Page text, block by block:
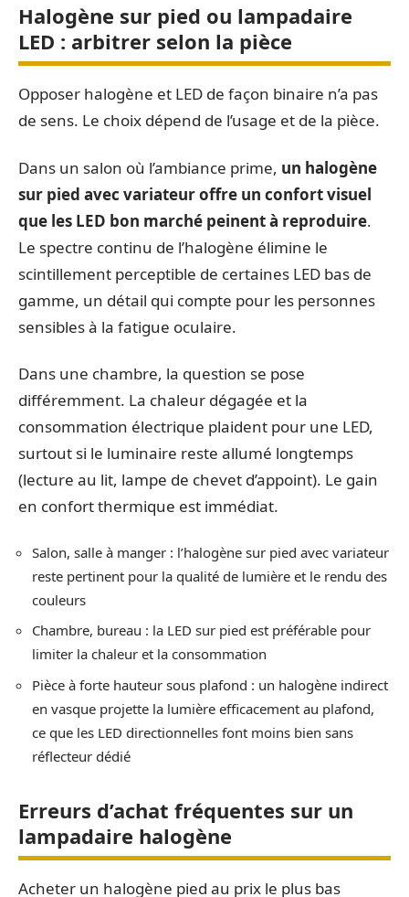
Halogène sur pied ou lampadaire
LED : arbitrer selon la pièce
Opposer halogène et LED de façon binaire n’a pas
de sens. Le choix dépend de l’usage et de la pièce.
Dans un salon où l’ambiance prime, un halogène
sur pied avec variateur offre un confort visuel
que les LED bon marché peinent à reproduire.
Le spectre continu de l’halogène élimine le
scintillement perceptible de certaines LED bas de
gamme, un détail qui compte pour les personnes
sensibles à la fatigue oculaire.
Dans une chambre, la question se pose
différemment. La chaleur dégagée et la
consommation électrique plaident pour une LED,
surtout si le luminaire reste allumé longtemps
(lecture au lit, lampe de chevet d’appoint). Le gain
en confort thermique est immédiat.
Salon, salle à manger : l’halogène sur pied avec variateur
reste pertinent pour la qualité de lumière et le rendu des
couleurs
Chambre, bureau : la LED sur pied est préférable pour
limiter la chaleur et la consommation
Pièce à forte hauteur sous plafond : un halogène indirect
en vasque projette la lumière efficacement au plafond,
ce que les LED directionnelles font moins bien sans
réflecteur dédié
Erreurs d’achat fréquentes sur un
lampadaire halogène
Acheter un halogène pied au prix le plus bas